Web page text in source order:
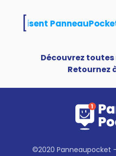
utilisent PanneauPocket
Découvrez
Retournez
©2020 Panneaupocket